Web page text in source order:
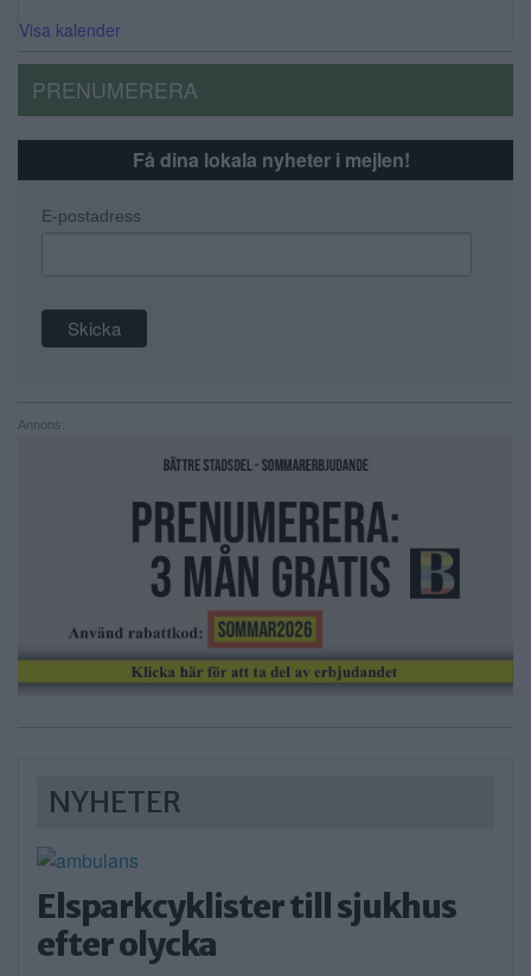
Visa kalender
PRENUMERERA
Få dina lokala nyheter i mejlen!
E-postadress
Annons:
NYHETER
Elsparkcyklister till sjukhus
efter olycka